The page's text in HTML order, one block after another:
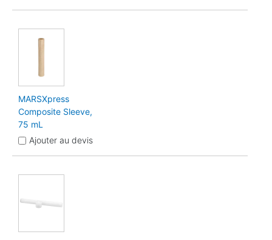
MARSXpress
Composite Sleeve,
75 mL
Ajouter au devis